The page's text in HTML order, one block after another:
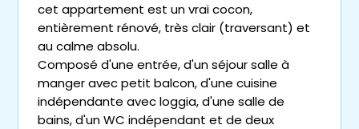
cet appartement est un vrai cocon,
entièrement rénové, très clair (traversant) et
au calme absolu.
Composé d'une entrée, d'un séjour salle à
manger avec petit balcon, d'une cuisine
indépendante avec loggia, d'une salle de
bains, d'un WC indépendant et de deux